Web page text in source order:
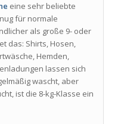
eine sehr beliebte
für normale
als große 9- oder
das: Shirts, Hosen,
Hemden,
lassen sich
wascht, aber
ist die 8-kg-Klasse ein